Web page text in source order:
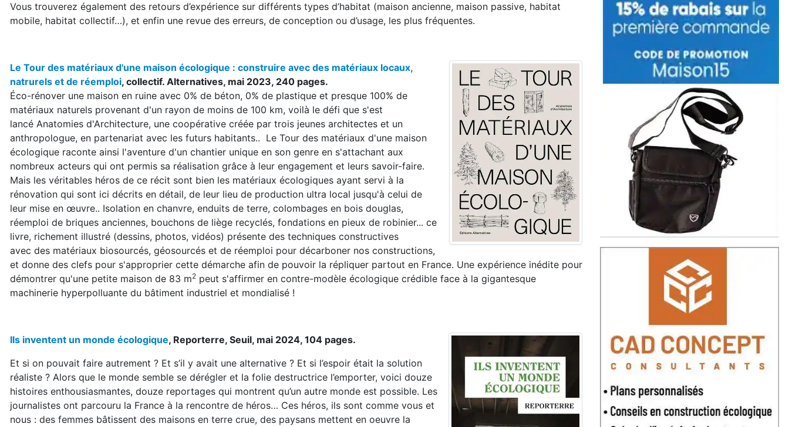
Vous trouverez également des retours d’expérience sur différents types d’habitat (maison ancienne, maison passive, habitat
mobile, habitat collectif…), et enfin une revue des erreurs, de conception ou d’usage, les plus fréquentes.
Le Tour des matériaux d'une maison écologique : construire avec des matériaux locaux,
natrurels et de réemploi, collectif. Alternatives, mai 2023, 240 pages.
Éco-rénover une maison en ruine avec 0% de béton, 0% de plastique et presque 100% de
matériaux naturels provenant d'un rayon de moins de 100 km, voilà le défi que s'est
lancé Anatomies d'Architecture, une coopérative créée par trois jeunes architectes et un
anthropologue, en partenariat avec les futurs habitants.. Le Tour des matériaux d'une maison
écologique raconte ainsi l'aventure d'un chantier unique en son genre en s'attachant aux
nombreux acteurs qui ont permis sa réalisation grâce à leur engagement et leurs savoir-faire.
Mais les véritables héros de ce récit sont bien les matériaux écologiques ayant servi à la
rénovation qui sont ici décrits en détail, de leur lieu de production ultra local jusqu'à celui de
leur mise en œuvre.. Isolation en chanvre, enduits de terre, colombages en bois douglas,
réemploi de briques anciennes, bouchons de liège recyclés, fondations en pieux de robinier... ce
livre, richement illustré (dessins, photos, vidéos) présente des techniques constructives
avec des matériaux biosourcés, géosourcés et de réemploi pour décarboner nos constructions,
et donne des clefs pour s'approprier cette démarche afin de pouvoir la répliquer partout en France. Une expérience inédite pour
démontrer qu'une petite maison de 83 m2 peut s'affirmer en contre-modèle écologique crédible face à la gigantesque
machinerie hyperpolluante du bâtiment industriel et mondialisé !
Ils inventent un monde écologique, Reporterre, Seuil, mai 2024, 104 pages.
Et si on pouvait faire autrement ? Et s’il y avait une alternative ? Et si l’espoir était la solution
réaliste ? Alors que le monde semble se dérégler et la folie destructrice l’emporter, voici douze
histoires enthousiasmantes, douze reportages qui montrent qu’un autre monde est possible. Les
journalistes ont parcouru la France à la rencontre de héros… Ces héros, ils sont comme vous et
nous : des femmes bâtissent des maisons en terre crue, des paysans mettent en oeuvre la